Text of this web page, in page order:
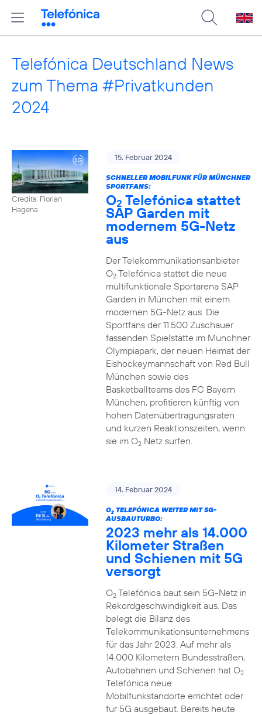
Telefónica Deutschland News
zum Thema #Privatkunden
2024
Credits: Florian
Hagena
15. Februar 2024
SCHNELLER MOBILFUNK FÜR MÜNCHNER
SPORTFANS:
O2 Telefónica stattet
SAP Garden mit
modernem 5G-Netz
aus
Der Telekommunikationsanbieter
O2Telefónica stattet die neue
multifunktionale Sportarena SAP
Garden in München mit einem
modernen 5G-Netz aus. Die
Sportfans der 11.500 Zuschauer
fassenden Spielstätte im Münchner
Olympiapark, der neuen Heimat der
Eishockeymannschaft von Red Bull
München sowie des
Basketballteams des FC Bayern
München, profitieren künftig von
hohen Datenübertragungsraten
und kurzen Reaktionszeiten, wenn
sie im O2Netz surfen.
14. Februar 2024
O2TELEFÓNICA WEITER MIT 5G-
AUSBAUTURBO:
2023 mehr als 14.000
Kilometer Straßen
und Schienen mit 5G
versorgt
O2Telefónica baut sein 5G-Netz in
Rekordgeschwindigkeit aus. Das
belegt die Bilanz des
Telekommunikationsunternehmens
für das Jahr 2023. Auf mehr als
14.000 Kilometern Bundesstraßen,
Autobahnen und Schienen hat O2
Telefónica neue
Mobilfunkstandorte errichtet oder
für 5G ausgebaut. Bereits heute